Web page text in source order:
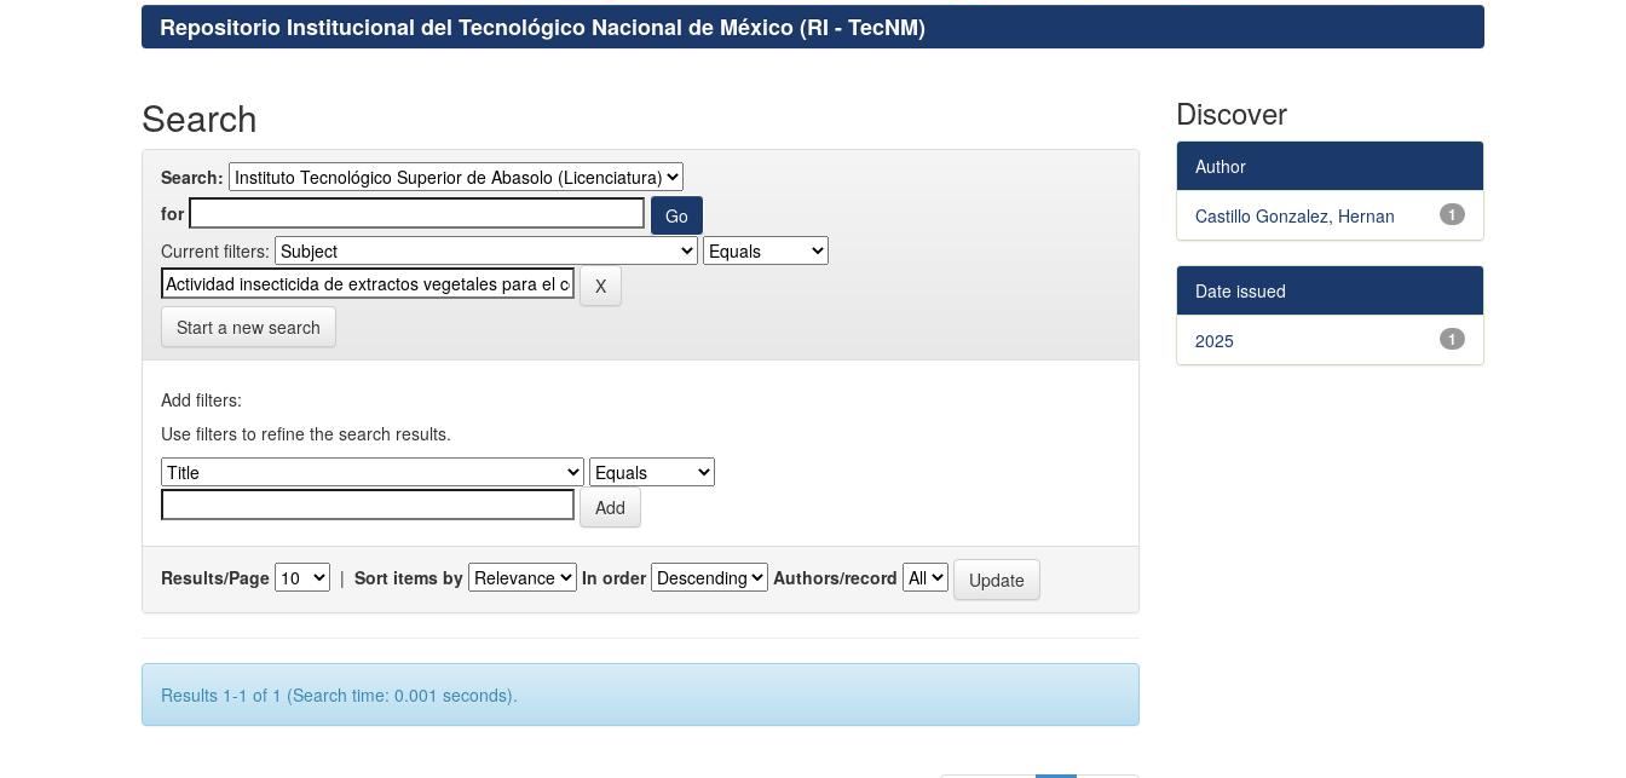
Repositorio Institucional del Tecnológico Nacional de México (RI - TecNM)
Search
Search:
for
Current filters:
Start a new search
Add filters:
Use filters to refine the search results.
Results/Page | Sort items by In order Authors/record
Results 1-1 of 1 (Search time: 0.001 seconds).
Discover
Author
1
Castillo Gonzalez, Hernan
Date issued
1
2025